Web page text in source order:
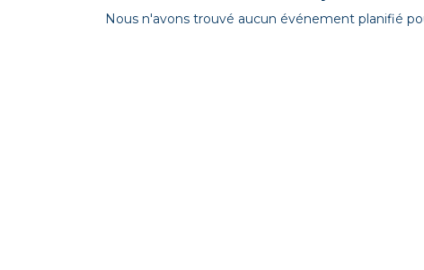
Nous n'avons trouvé aucun événement planifié